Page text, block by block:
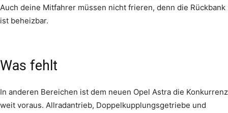
Auch deine Mitfahrer müssen nicht frieren, denn die Rückbank
ist beheizbar.
Was fehlt
In anderen Bereichen ist dem neuen Opel Astra die Konkurrenz
weit voraus. Allradantrieb, Doppelkupplungsgetriebe und